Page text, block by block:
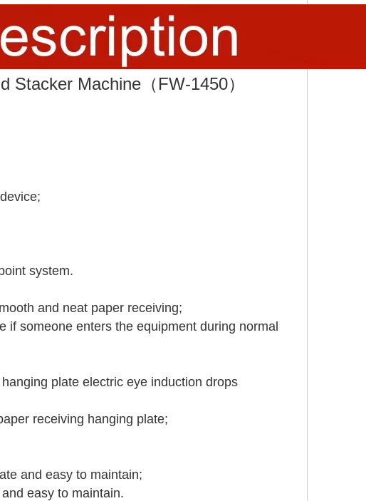
Stacker Machine（FW-1450）
system.
and neat paper receiving;
someone enters the equipment during normal
plate electric eye induction drops
receiving hanging plate;
and easy to maintain;
easy to maintain.